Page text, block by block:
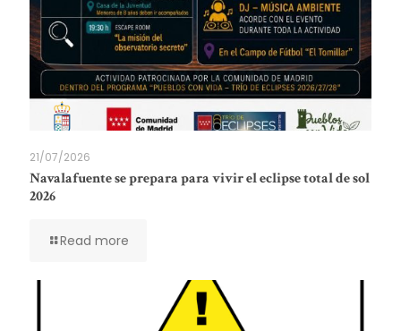
21/07/2026
Navalafuente se prepara para vivir el eclipse total de sol
2026
Read more